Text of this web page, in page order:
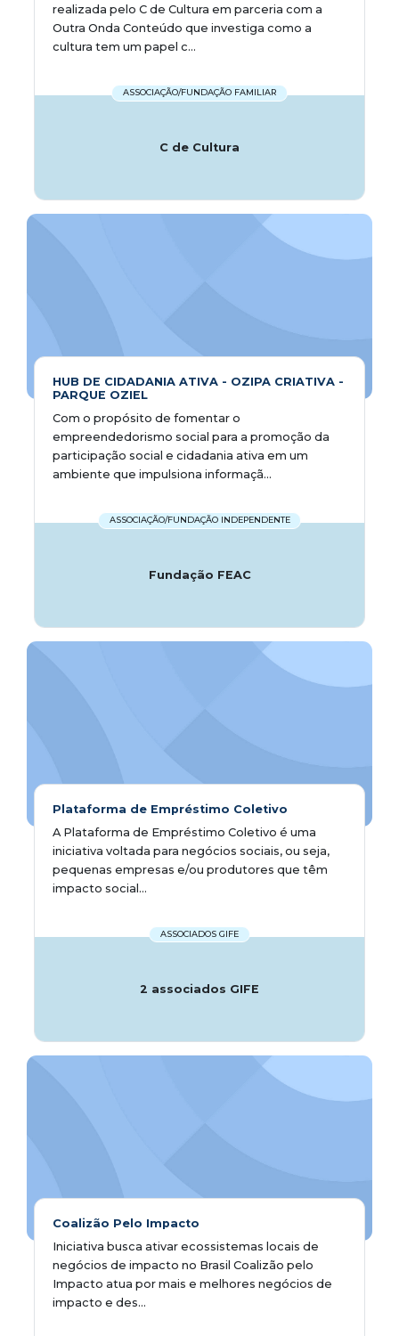
realizada pelo C de Cultura em parceria com a
Outra Onda Conteúdo que investiga como a
cultura tem um papel c...
ASSOCIAÇÃO/FUNDAÇÃO FAMILIAR
C de Cultura
HUB DE CIDADANIA ATIVA - OZIPA CRIATIVA -
PARQUE OZIEL
Com o propósito de fomentar o
empreendedorismo social para a promoção da
participação social e cidadania ativa em um
ambiente que impulsiona informaçã...
ASSOCIAÇÃO/FUNDAÇÃO INDEPENDENTE
Fundação FEAC
Plataforma de Empréstimo Coletivo
A Plataforma de Empréstimo Coletivo é uma
iniciativa voltada para negócios sociais, ou seja,
pequenas empresas e/ou produtores que têm
impacto social...
ASSOCIADOS GIFE
2 associados GIFE
Coalizão Pelo Impacto
Iniciativa busca ativar ecossistemas locais de
negócios de impacto no Brasil Coalizão pelo
Impacto atua por mais e melhores negócios de
impacto e des...